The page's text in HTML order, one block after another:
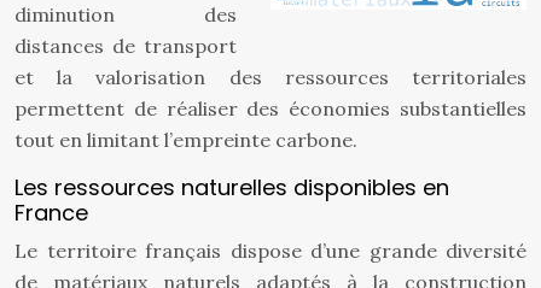
diminution des
distances de transport
et la valorisation des ressources territoriales
permettent de réaliser des économies substantielles
tout en limitant l’empreinte carbone.
Les ressources naturelles disponibles en
France
Le territoire français dispose d’une grande diversité
de matériaux naturels adaptés à la construction